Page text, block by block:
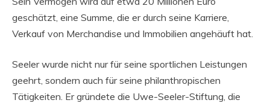
geschätzt, eine Summe, die er durch seine Karriere,
Verkauf von Merchandise und Immobilien angehäuft hat.
Seeler wurde nicht nur für seine sportlichen Leistungen
geehrt, sondern auch für seine philanthropischen
Tätigkeiten. Er gründete die Uwe-Seeler-Stiftung, die